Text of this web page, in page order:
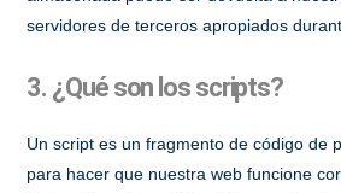
servidores de terceros apropiados
3. ¿Qué son los scripts?
Un script es un fragmento de código de
para hacer que nuestra web funcione